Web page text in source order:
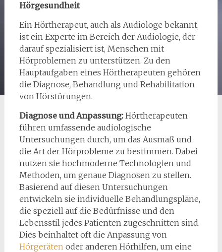
Hörgesundheit
Ein Hörtherapeut, auch als Audiologe bekannt,
ist ein Experte im Bereich der Audiologie, der
darauf spezialisiert ist, Menschen mit
Hörproblemen zu unterstützen. Zu den
Hauptaufgaben eines Hörtherapeuten gehören
die Diagnose, Behandlung und Rehabilitation
von Hörstörungen.
Diagnose und Anpassung:Hörtherapeuten
führen umfassende audiologische
Untersuchungen durch, um das Ausmaß und
die Art der Hörprobleme zu bestimmen. Dabei
nutzen sie hochmoderne Technologien und
Methoden, um genaue Diagnosen zu stellen.
Basierend auf diesen Untersuchungen
entwickeln sie individuelle Behandlungspläne,
die speziell auf die Bedürfnisse und den
Lebensstil jedes Patienten zugeschnitten sind.
Dies beinhaltet oft die Anpassung von
Hörgerätenoder anderen Hörhilfen, um eine